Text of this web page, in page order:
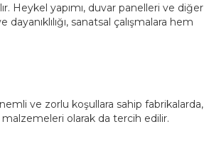
Heykel yapımı, duvar panelleri ve diğer
sanatsal çalışmalara hem
ve zorlu koşullara sahip fabrikalarda,
malzemeleri olarak da tercih edilir.